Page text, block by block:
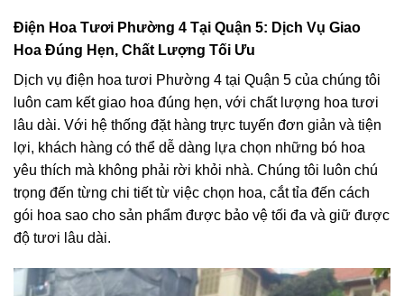
Điện Hoa Tươi Phường 4 Tại Quận 5: Dịch Vụ Giao
Hoa Đúng Hẹn, Chất Lượng Tối Ưu
Dịch vụ điện hoa tươi Phường 4 tại Quận 5 của chúng tôi
luôn cam kết giao hoa đúng hẹn, với chất lượng hoa tươi
lâu dài. Với hệ thống đặt hàng trực tuyến đơn giản và tiện
lợi, khách hàng có thể dễ dàng lựa chọn những bó hoa
yêu thích mà không phải rời khỏi nhà. Chúng tôi luôn chú
trọng đến từng chi tiết từ việc chọn hoa, cắt tỉa đến cách
gói hoa sao cho sản phẩm được bảo vệ tối đa và giữ được
độ tươi lâu dài.